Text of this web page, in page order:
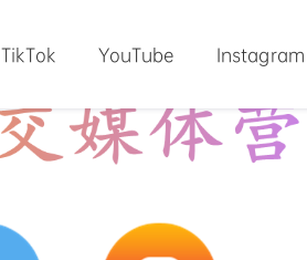
TikTok YouTube Instagram